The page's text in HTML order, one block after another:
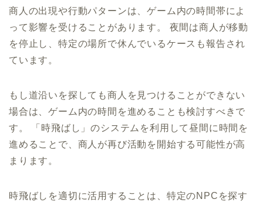
商人の出現や行動パターンは、ゲーム内の時間帯によ
って影響を受けることがあります。 夜間は商人が移動
を停止し、特定の場所で休んでいるケースも報告され
ています。
もし道沿いを探しても商人を見つけることができない
場合は、ゲーム内の時間を進めることも検討すべきで
す。 「時飛ばし」のシステムを利用して昼間に時間を
進めることで、商人が再び活動を開始する可能性が高
まります。
時飛ばしを適切に活用することは、特定のNPCを探す